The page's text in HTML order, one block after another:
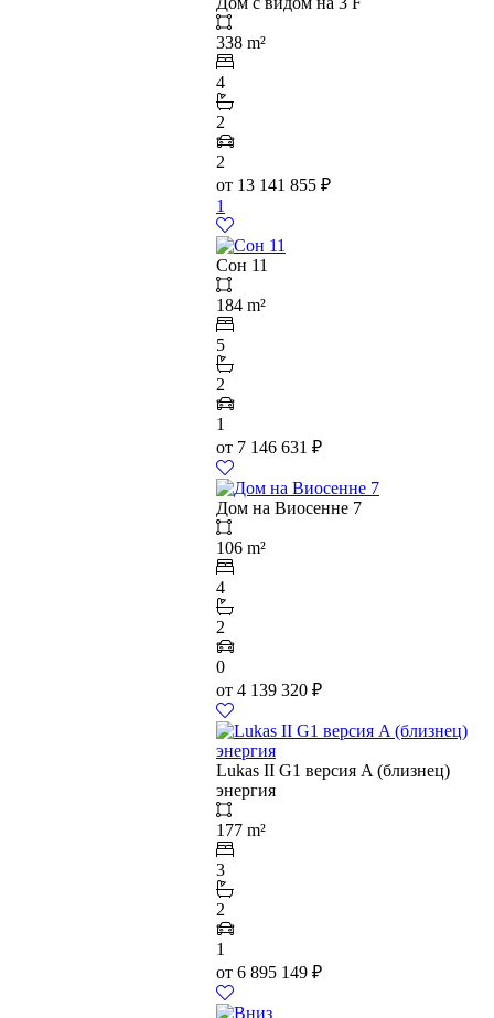
338 m²
4
2
2
от 13 141 855 ₽
1
Сон 11
184 m²
5
2
1
от 7 146 631 ₽
Дом на Виосенне 7
106 m²
4
2
0
от 4 139 320 ₽
Lukas II G1 версия A (близнец)
энергия
177 m²
3
2
1
от 6 895 149 ₽